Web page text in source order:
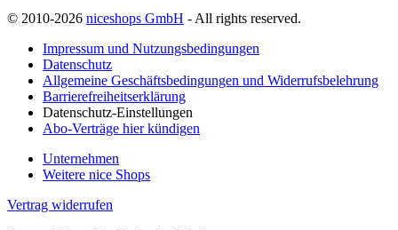
© 2010-2026 niceshops GmbH - All rights reserved.
Impressum und Nutzungsbedingungen
Datenschutz
Allgemeine Geschäftsbedingungen und Widerrufsbelehrung
Barrierefreiheitserklärung
Datenschutz-Einstellungen
Abo-Verträge hier kündigen
Unternehmen
Weitere nice Shops
Vertrag widerrufen